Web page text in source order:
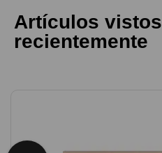
Artículos vistos
recientemente